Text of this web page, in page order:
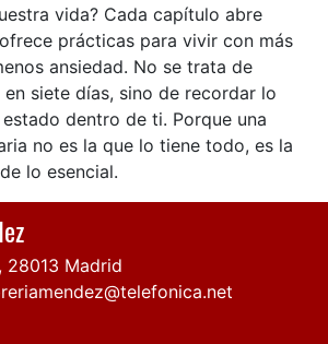
vida? Cada capítulo abre
prácticas para vivir con más
ansiedad. No se trata de
siete días, sino de recordar lo
dentro de ti. Porque una
no es la que lo tiene todo, es la
lo esencial.
28013 Madrid